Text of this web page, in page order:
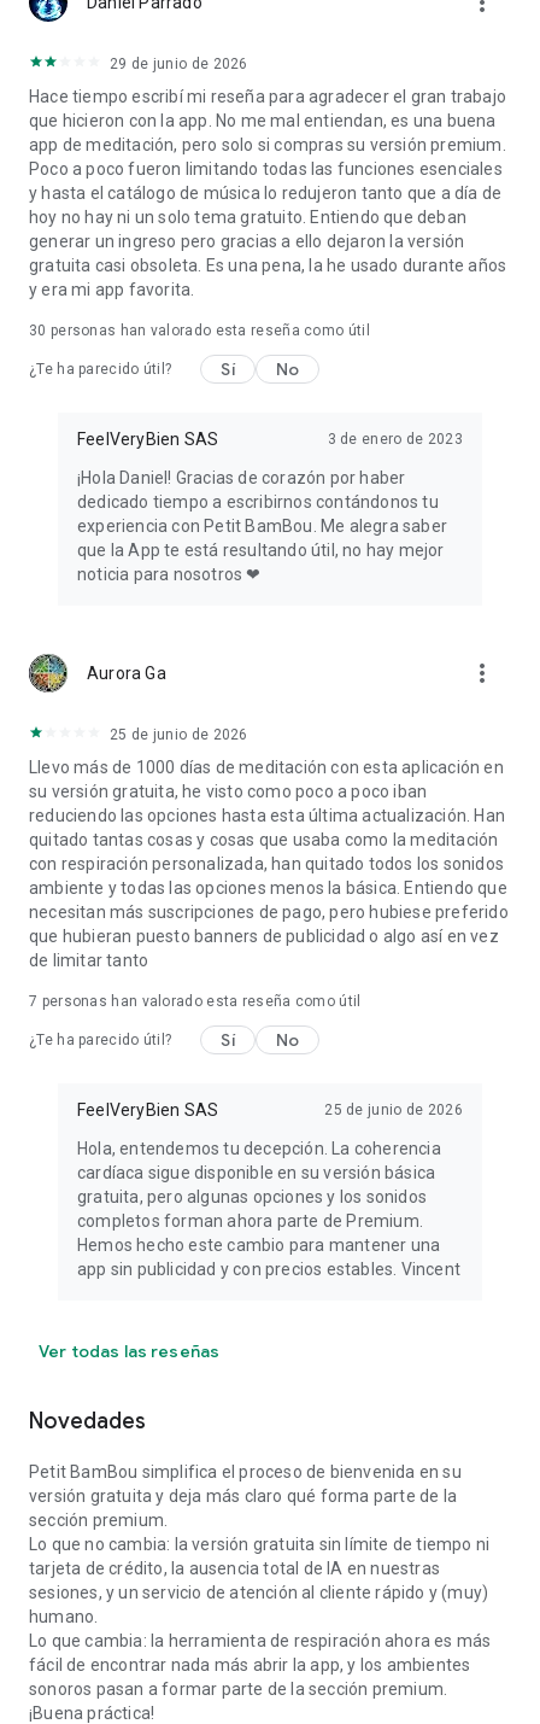
Una biblioteca de sonidos ambientales
Una meditación diaria
Una herramienta para calmarse durante una crisis
Una herramienta de coherencia cardiaca
29 de junio de 2026
Hace tiempo escribí mi reseña para agradecer el gran trabajo
que hicieron con la app. No me mal entiendan, es una buena
app de meditación, pero solo si compras su versión premium.
Poco a poco fueron limitando todas las funciones esenciales
y hasta el catálogo de música lo redujeron tanto que a día de
hoy no hay ni un solo tema gratuito. Entiendo que deban
generar un ingreso pero gracias a ello dejaron la versión
gratuita casi obsoleta. Es una pena, la he usado durante años
y era mi app favorita.
30 personas han valorado esta reseña como útil
¿Te ha parecido útil? Sí No
FeelVeryBien SAS 3 de enero de 2023
¡Hola Daniel! Gracias de corazón por haber
dedicado tiempo a escribirnos contándonos tu
experiencia con Petit BamBou. Me alegra saber
que la App te está resultando útil, no hay mejor
noticia para nosotros ❤
Aurora Ga more_vert
25 de junio de 2026
Llevo más de 1000 días de meditación con esta aplicación en
su versión gratuita, he visto como poco a poco iban
reduciendo las opciones hasta esta última actualización. Han
quitado tantas cosas y cosas que usaba como la meditación
con respiración personalizada, han quitado todos los sonidos
ambiente y todas las opciones menos la básica. Entiendo que
necesitan más suscripciones de pago, pero hubiese preferido
que hubieran puesto banners de publicidad o algo así en vez
de limitar tanto
7 personas han valorado esta reseña como útil
¿Te ha parecido útil? Sí No
FeelVeryBien SAS 25 de junio de 2026
Hola, entendemos tu decepción. La coherencia
cardíaca sigue disponible en su versión básica
gratuita, pero algunas opciones y los sonidos
completos forman ahora parte de Premium.
Hemos hecho este cambio para mantener una
app sin publicidad y con precios estables. Vincent
Ver todas las reseñas
Novedades
Petit BamBou simplifica el proceso de bienvenida en su
versión gratuita y deja más claro qué forma parte de la
sección premium.
Lo que no cambia: la versión gratuita sin límite de tiempo ni
tarjeta de crédito, la ausencia total de IA en nuestras
sesiones, y un servicio de atención al cliente rápido y (muy)
humano.
Lo que cambia: la herramienta de respiración ahora es más
fácil de encontrar nada más abrir la app, y los ambientes
sonoros pasan a formar parte de la sección premium.
¡Buena práctica!